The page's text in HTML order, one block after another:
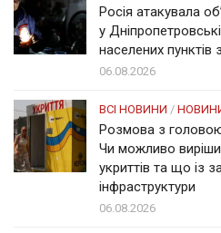
Росія атакувала
у
населених пунктів
06.08.2026
ВСІ НОВИНИ /
Розмова з
Чи можливо
укриттів та що із
інфраструктури
06.08.2026